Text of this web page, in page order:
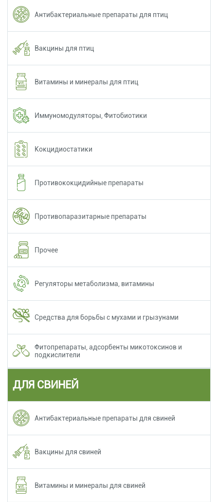
Антибактериальные препараты для птиц
Вакцины для птиц
Витамины и минералы для птиц
Иммуномодуляторы, Фитобиотики
Кокцидиостатики
Противококцидийные препараты
Противопаразитарные препараты
Прочее
Регуляторы метаболизма, витамины
Средства для борьбы с мухами и грызунами
Фитопрепараты, адсорбенты микотоксинов и
подкислители
ДЛЯ СВИНЕЙ
Антибактериальные препараты для свиней
Вакцины для свиней
Витамины и минералы для свиней